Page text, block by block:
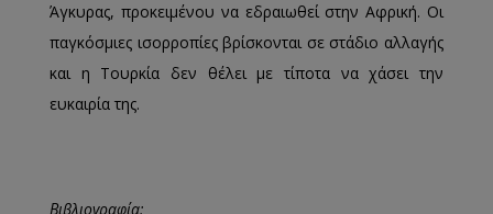
Άγκυρας, προκειμένου να εδραιωθεί στην Αφρική. Οι
παγκόσμιες ισορροπίες βρίσκονται σε στάδιο αλλαγής
και η Τουρκία δεν θέλει με τίποτα να χάσει την
ευκαιρία της.
Βιβλιογραφία: